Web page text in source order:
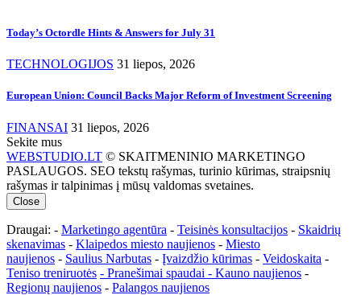
Today’s Octordle Hints & Answers for July 31
TECHNOLOGIJOS 31 liepos, 2026
European Union: Council Backs Major Reform of Investment Screening
FINANSAI 31 liepos, 2026
Sekite mus
WEBSTUDIO.LT © SKAITMENINIO MARKETINGO
PASLAUGOS. SEO tekstų rašymas, turinio kūrimas, straipsnių
rašymas ir talpinimas į mūsų valdomas svetaines.
Close
Draugai: - Marketingo agentūra - Teisinės konsultacijos - Skaidrių
skenavimas - Klaipedos miesto naujienos - Miesto
naujienos - Saulius Narbutas - Įvaizdžio kūrimas - Veidoskaita -
Teniso treniruotės - Pranešimai spaudai - Kauno naujienos -
Regionų naujienos - Palangos naujienos